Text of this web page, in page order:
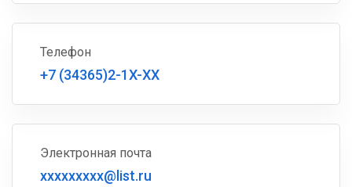
Телефон
+7 (34365)2-1X-XX
Электронная почта
xxxxxxxxx@list.ru